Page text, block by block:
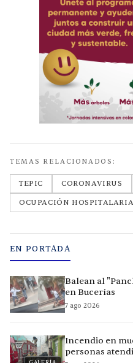
TEMAS RELACIONADOS:
TEPIC CORONAVIRUS
OCUPACIÓN HOSPITALARIA
EN PORTADA
Balean al
en Bucerías
7 ago 2026
Incendio en
personas